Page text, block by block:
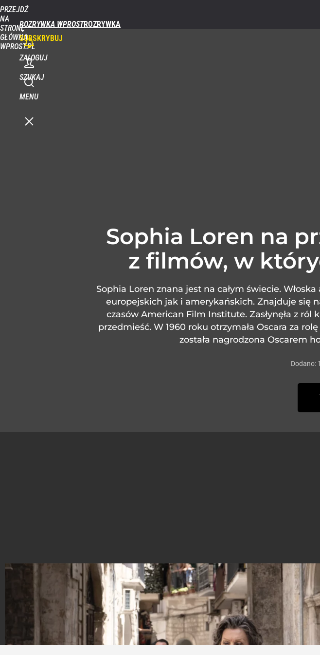
PRZEJDŹ
NA
STRONĘ
GŁÓWNĄ
WPROST.PL
ROZRYWKA WPROST
SUBSKRYBUJ
ZALOGUJ
SZUKAJ
MENU
Sophia Loren na
z filmów, w
Sophia Loren znana jest na całym świecie.
europejskich jak i amerykańskich. Znajduje się
czasów American Film Institute. Zasłynęła z
przedmieść. W 1960 roku otrzymała Oscara za
została nagrodzona Oscarem
Dodano: